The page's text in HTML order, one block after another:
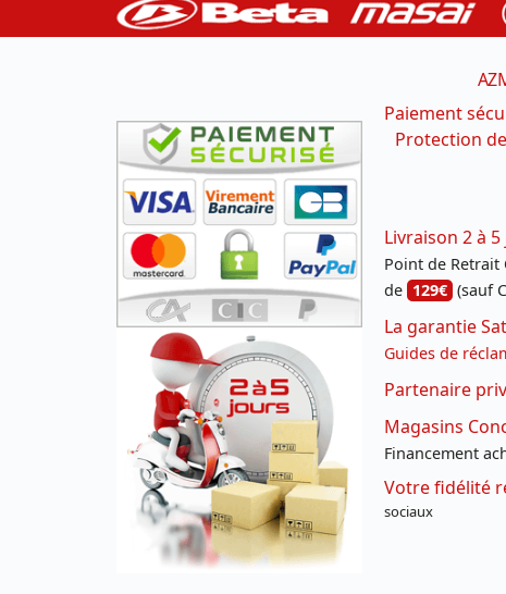
Paiement
Protection
Livraison 2 à
Point de Retrait
de 129€ (sauf
La garantie
Guides de
Partenaire
Magasins
Financement
Votre fidélité
sociaux